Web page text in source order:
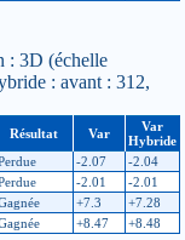
: 3D (échelle
: avant : 312,
Résultat Var
Var
Hybride
-2.07
-2.04
-2.01
-2.01
+7.3
+7.28
+8.47 +8.48